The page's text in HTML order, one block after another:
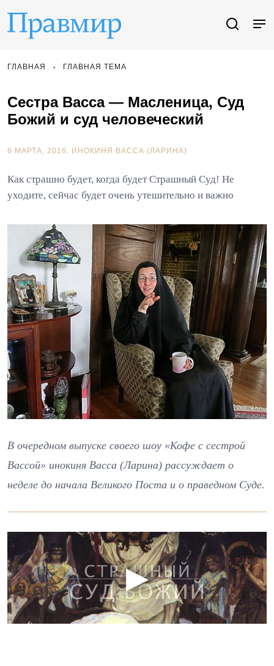
ГЛАВНАЯ ГЛАВНАЯ ТЕМА
Сестра Васса — Масленица, Суд
Божий и суд человеческий
8 МАРТА, 2016. ИНОКИНЯ ВАССА (ЛАРИНА)
Как страшно будет, когда будет Страшный Суд! Не
уходите, сейчас будет очень утешительно и важно
В очередном выпуске своего шоу «Кофе с сестрой
Вассой» инокиня Васса (Ларина) рассуждает о
неделе до начала Великого Поста и о праведном Суде.